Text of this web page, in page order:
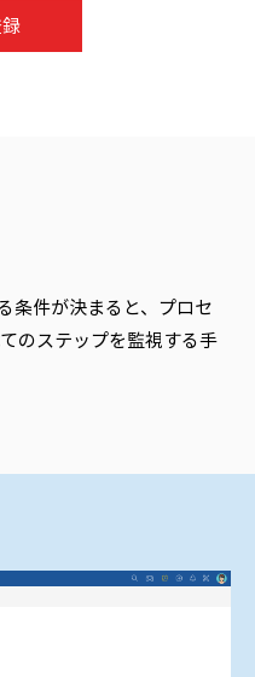
条件が決まると、プロセ
のステップを監視する手